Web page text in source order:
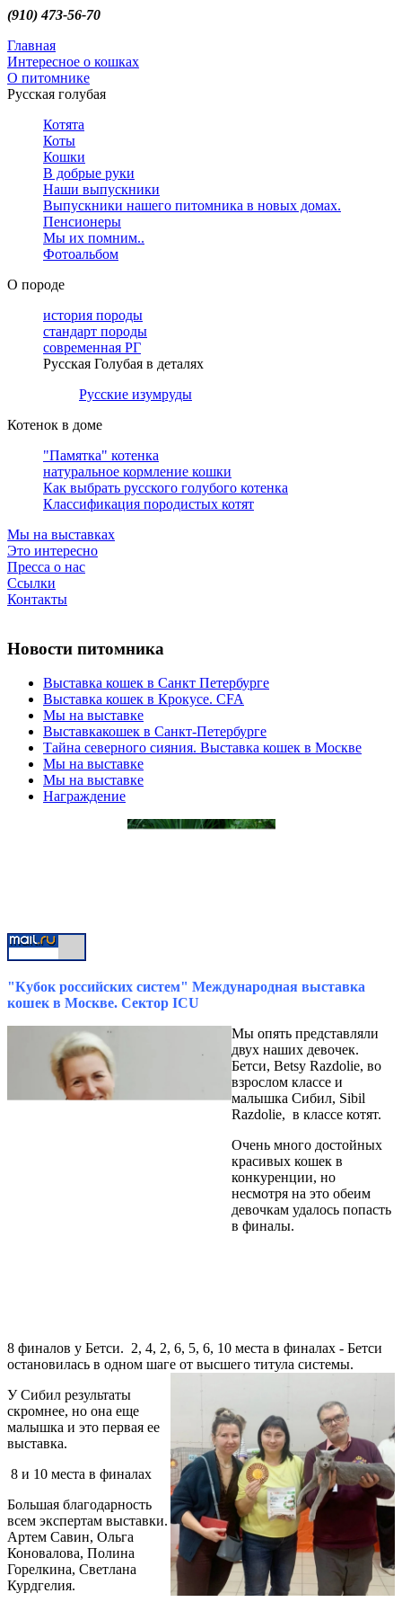
(910) 473-56-70
Главная
Интересное о кошках
О питомнике
Русская голубая
Котята
Коты
Кошки
В добрые руки
Наши выпускники
Выпускники нашего питомника в новых домах.
Пенсионеры
Мы их помним..
Фотоальбом
О породе
история породы
стандарт породы
современная РГ
Русская Голубая в деталях
Русские изумруды
Котенок в доме
"Памятка" котенка
натуральное кормление кошки
Как выбрать русского голубого котенка
Классификация породистых котят
Мы на выставках
Это интересно
Пресса о нас
Ссылки
Контакты
Новости питомника
Выставка кошек в Санкт Петербурге
Выставка кошек в Крокусе. CFA
Мы на выставке
Выставкакошек в Санкт-Петербурге
Тайна северного сияния. Выставка кошек в Москве
Мы на выставке
Мы на выставке
Награждение
"Кубок российских систем" Международная выставка
кошек в Москве. Сектор ICU
Мы опять представляли
двух наших девочек.
Бетси, Betsy Razdolie, во
взрослом классе и
малышка Сибил, Sibil
Razdolie, в классе котят.
Очень много достойных
красивых кошек в
конкуренции, но
несмотря на это обеим
девочкам удалось попасть
в финалы.
8 финалов у Бетси. 2, 4, 2, 6, 5, 6, 10 места в финалах - Бетси
остановилась в одном шаге от высшего титула системы.
У Сибил результаты
скромнее, но она еще
малышка и это первая ее
выставка.
8 и 10 места в финалах
Большая благодарность
всем экспертам выставки.
Артем Савин, Ольга
Коновалова, Полина
Горелкина, Светлана
Курдгелия.